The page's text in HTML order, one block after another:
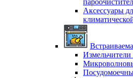
Аксессуары